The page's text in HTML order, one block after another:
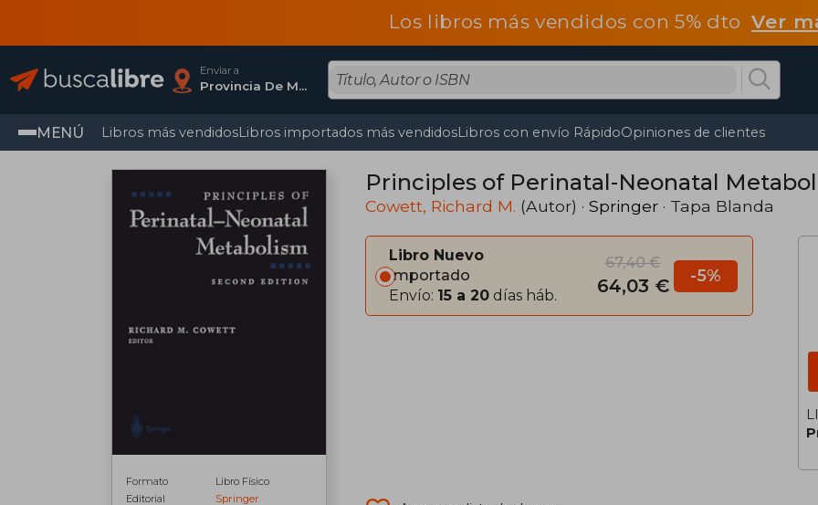
Los libros más vendidos con 5% dtoVer
Enviar a
Provincia De Madrid
MENÚ Libros más vendidosLibros importados más vendidosLibros con envío RápidoOpiniones de clientes
Formato
Libro Físico
Editorial
Springer
Principles of Perinatal-Neonatal
Cowett, Richard M. (Autor) · Springer · Tapa Blanda
Libro Nuevo
Importado
Envío: 15 a 20 días háb.
67,40 €
64,03 € -5%